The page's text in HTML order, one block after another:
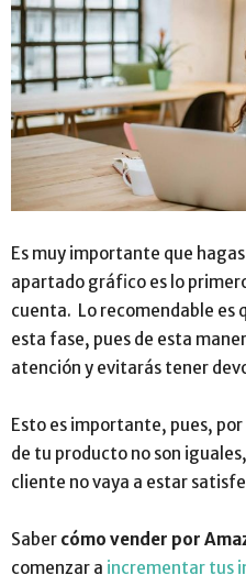
Es muy importante que
apartado gráfico es lo
cuenta. Lo recomendable es
esta fase, pues de esta
atención y evitarás tener
Esto es importante, pues,
de tu producto no son
cliente no vaya a estar
Saber cómo vender por
comenzar a incrementar tus